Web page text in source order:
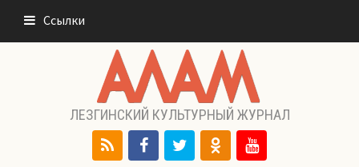
содержимому
Ссылки
ЛЕЗГИНСКИЙ КУЛЬТУРНЫЙ ЖУРНАЛ